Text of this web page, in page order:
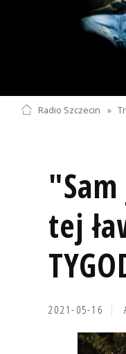
Radio Szczecin »
tej
2021-05-16